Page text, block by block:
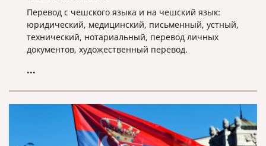
Перевод с чешского языка и на чешский язык:
юридический, медицинский, письменный, устный,
технический, нотариальный, перевод личных
документов, художественный перевод.
...